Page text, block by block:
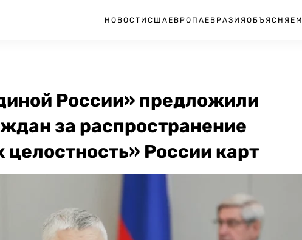
НОВОСТИ США ЕВРОПА ЕВРАЗИЯ ОБЪЯСНЯЕМ
России» предложили
за распространение
России карт